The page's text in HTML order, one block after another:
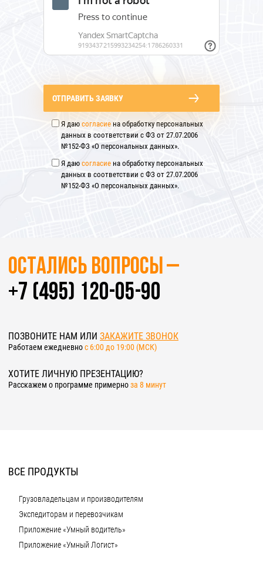
ОТПРАВИТЬ ЗАЯВКУ
Я даю согласие на обработку персональных
данных в соответствии с ФЗ от 27.07.2006
№152-ФЗ «О персональных данных».
Я даю согласие на обработку персональных
данных в соответствии с ФЗ от 27.07.2006
№152-ФЗ «О персональных данных».
Остались вопросы –
+7 (495) 120-05-90
ПОЗВОНИТЕ НАМ ИЛИ ЗАКАЖИТЕ ЗВОНОК
Работаем ежедневноc 6:00 до 19:00 (МСК)
ХОТИТЕ ЛИЧНУЮ ПРЕЗЕНТАЦИЮ?
Расскажем о программе примерноза 8 минут
ВСЕ ПРОДУКТЫ
Грузовладельцам и производителям
Экспедиторам и перевозчикам
Приложение «Умный водитель»
Приложение «Умный Логист»